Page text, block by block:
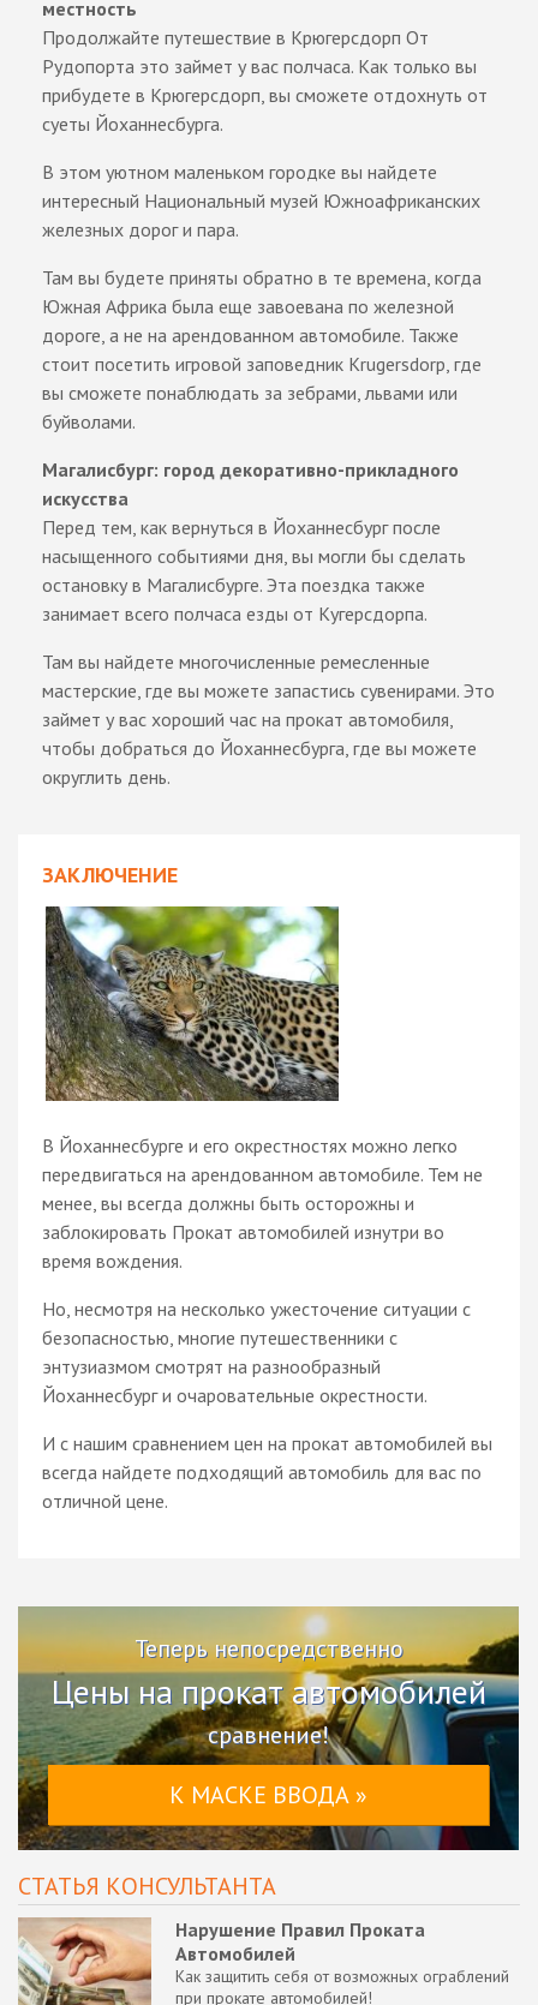
местность
Продолжайте путешествие в Крюгерсдорп От
Рудопорта это займет у вас полчаса. Как только вы
прибудете в Крюгерсдорп, вы сможете отдохнуть от
суеты Йоханнесбурга.
В этом уютном маленьком городке вы найдете
интересный Национальный музей Южноафриканских
железных дорог и пара.
Там вы будете приняты обратно в те времена, когда
Южная Африка была еще завоевана по железной
дороге, а не на арендованном автомобиле. Также
стоит посетить игровой заповедник Krugersdorp, где
вы сможете понаблюдать за зебрами, львами или
буйволами.
Магалисбург: город декоративно-прикладного
искусства
Перед тем, как вернуться в Йоханнесбург после
насыщенного событиями дня, вы могли бы сделать
остановку в Магалисбурге. Эта поездка также
занимает всего полчаса езды от Кугерсдорпа.
Там вы найдете многочисленные ремесленные
мастерские, где вы можете запастись сувенирами. Это
займет у вас хороший час на прокат автомобиля,
чтобы добраться до Йоханнесбурга, где вы можете
округлить день.
ЗАКЛЮЧЕНИЕ
В Йоханнесбурге и его окрестностях можно легко
передвигаться на арендованном автомобиле. Тем не
менее, вы всегда должны быть осторожны и
заблокировать Прокат автомобилей изнутри во
время вождения.
Но, несмотря на несколько ужесточение ситуации с
безопасностью, многие путешественники с
энтузиазмом смотрят на разнообразный
Йоханнесбург и очаровательные окрестности.
И с нашим сравнением цен на прокат автомобилей вы
всегда найдете подходящий автомобиль для вас по
отличной цене.
Теперь непосредственно
Цены на прокат автомобилей
сравнение!
К МАСКЕ ВВОДА »
СТАТЬЯ КОНСУЛЬТАНТА
Нарушение Правил Проката
Автомобилей
Как защитить себя от возможных ограблений
при прокате автомобилей!